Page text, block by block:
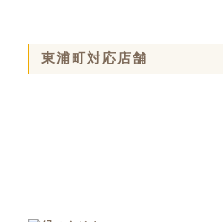
東浦町対応店舗